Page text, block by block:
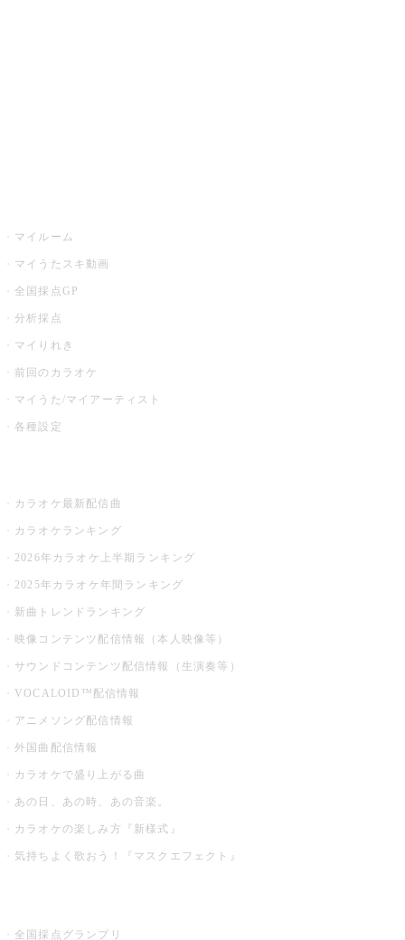
マイルーム
マイうたスキ動画
全国採点GP
分析採点
マイりれき
前回のカラオケ
マイうた/マイアーティスト
各種設定
カラオケ最新配信曲
カラオケランキング
2026年カラオケ上半期ランキング
2025年カラオケ年間ランキング
新曲トレンドランキング
映像コンテンツ配信情報（本人映像等）
サウンドコンテンツ配信情報（生演奏等）
VOCALOID™配信情報
アニメソング配信情報
外国曲配信情報
カラオケで盛り上がる曲
あの日、あの時、あの音楽。
カラオケの楽しみ方『新様式』
気持ちよく歌おう！『マスクエフェクト』
全国採点グランプリ